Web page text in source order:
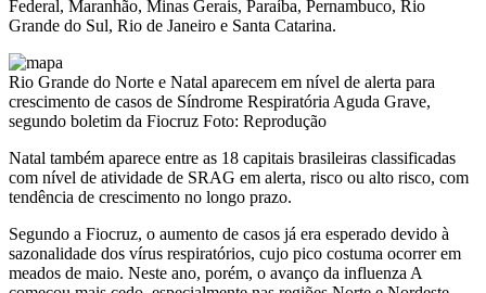
Federal, Maranhão, Minas Gerais, Paraíba, Pernambuco, Rio
Grande do Sul, Rio de Janeiro e Santa Catarina.
Rio Grande do Norte e Natal aparecem em nível de alerta para
crescimento de casos de Síndrome Respiratória Aguda Grave,
segundo boletim da Fiocruz Foto: Reprodução
Natal também aparece entre as 18 capitais brasileiras classificadas
com nível de atividade de SRAG em alerta, risco ou alto risco, com
tendência de crescimento no longo prazo.
Segundo a Fiocruz, o aumento de casos já era esperado devido à
sazonalidade dos vírus respiratórios, cujo pico costuma ocorrer em
meados de maio. Neste ano, porém, o avanço da influenza A